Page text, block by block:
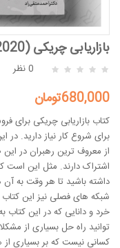
بازاریابی چریکی (2020)
0 نظر
680,000تومان
کتاب بازاریابی چریکی برای
از معروف ترین رهبران در
اشتراک دارند. مثل این است
داشته باشید تا هر وقت به آن
شبکه های فصلی نیز این کتاب
خرد و دانایی که در این
توانید راه حل بسیاری از
کسانی نیست که بر بسیاری